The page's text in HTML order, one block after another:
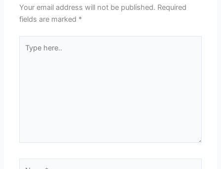
Your email address will not be published. Required
fields are marked *
here..